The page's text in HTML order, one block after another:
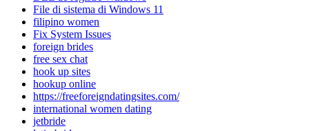
File di sistema di Windows 11
filipino women
Fix System Issues
foreign brides
free sex chat
hook up sites
hookup online
https://freeforeigndatingsites.com/
international women dating
jetbride